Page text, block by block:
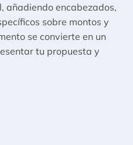
añadiendo encabezados,
sobre montos y
se convierte en un
tu propuesta y